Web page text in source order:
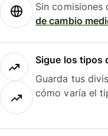
Sin comisiones
de cambio
Sigue los tipos
Guarda tus
cómo varía el